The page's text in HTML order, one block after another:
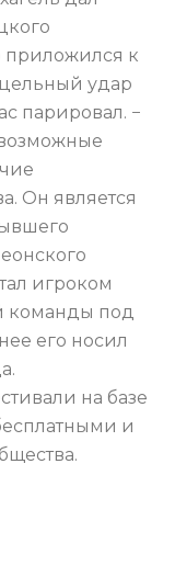
приложился к
удар
парировал. −
Он является
игроком
команды под
его носил
на базе
и